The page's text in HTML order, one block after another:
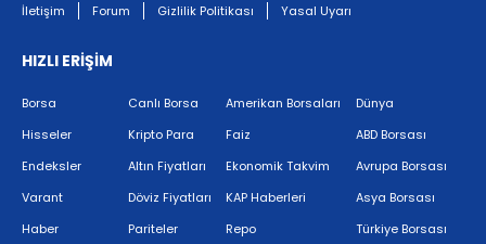
İletişim Forum Gizlilik Politikası Yasal Uyarı
HIZLI ERİŞİM
Borsa
Hisseler
Endeksler
Varant
Haber
Canlı Borsa
Kripto Para
Altın Fiyatları
Döviz Fiyatları
Pariteler
Amerikan Borsaları
Faiz
Ekonomik Takvim
KAP Haberleri
Repo
Dünya
ABD Borsası
Avrupa Borsası
Asya Borsası
Türkiye Borsası